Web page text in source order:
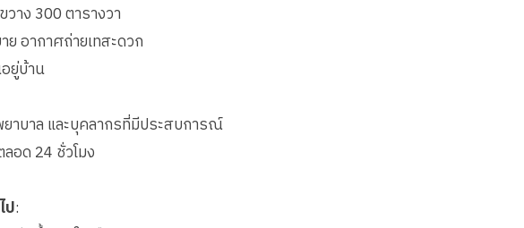
าง 300 ตารางวา
อากาศถ่ายเทสะดวก
ยู่บ้าน
าบาล และบุคลากรที่มีประสบการณ์
อด 24 ชั่วโมง
ป: